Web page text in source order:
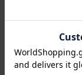
[座面高さ(SH)]